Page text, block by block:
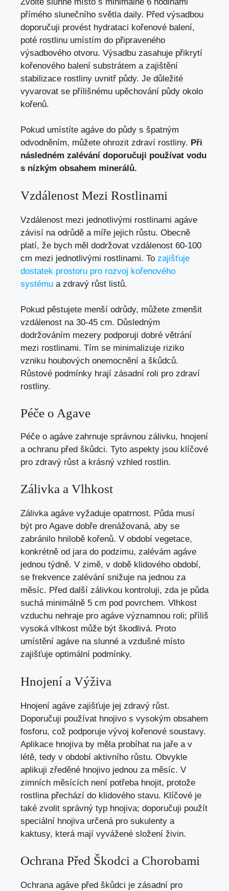
přímého slunečního světla daily. Před výsadbou
doporučuji provést hydrataci kořenové balení,
poté rostlinu umístím do připraveného
výsadbového otvoru. Výsadbu zasahuje přikrytí
kořenového balení substrátem a zajištění
stabilizace rostliny uvnitř půdy. Je důležité
vyvarovat se přílišnému upěchování půdy okolo
kořenů.
Pokud umístíte agáve do půdy s špatným
odvodněním, můžete ohrozit zdraví rostliny. Při
následném zalévání doporučuji používat vodu
s nízkým obsahem minerálů.
Vzdálenost Mezi Rostlinami
Vzdálenost mezi jednotlivými rostlinami agáve
závisí na odrůdě a míře jejich růstu. Obecně
platí, že bych měl dodržovat vzdálenost 60-100
cm mezi jednotlivými rostlinami. To zajišťuje
dostatek prostoru pro rozvoj kořenového
systému a zdravý růst listů.
Pokud pěstujete menší odrůdy, můžete zmenšit
vzdálenost na 30-45 cm. Důsledným
dodržováním mezery podporuji dobré větrání
mezi rostlinami. Tím se minimalizuje riziko
vzniku houbových onemocnění a škůdců.
Růstové podmínky hrají zásadní roli pro zdraví
rostliny.
Péče o Agave
Péče o agáve zahrnuje správnou zálivku, hnojení
a ochranu před škůdci. Tyto aspekty jsou klíčové
pro zdravý růst a krásný vzhled rostlin.
Zálivka a Vlhkost
Zálivka agáve vyžaduje opatrnost. Půda musí
být pro Agave dobře drenážovaná, aby se
zabránilo hnilobě kořenů. V období vegetace,
konkrétně od jara do podzimu, zalévám agáve
jednou týdně. V zimě, v době klidového období,
se frekvence zalévání snižuje na jednou za
měsíc. Před další zálivkou kontroluji, zda je půda
suchá minimálně 5 cm pod povrchem. Vlhkost
vzduchu nehraje pro agáve významnou roli; příliš
vysoká vlhkost může být škodlivá. Proto
umístění agáve na slunné a vzdušné místo
zajišťuje optimální podmínky.
Hnojení a Výživa
Hnojení agáve zajišťuje jej zdravý růst.
Doporučuji používat hnojivo s vysokým obsahem
fosforu, což podporuje vývoj kořenové soustavy.
Aplikace hnojiva by měla probíhat na jaře a v
létě, tedy v období aktivního růstu. Obvykle
aplikuji zředěné hnojivo jednou za měsíc. V
zimních měsících není potřeba hnojit, protože
rostlina přechází do klidového stavu. Klíčové je
také zvolit správný typ hnojiva; doporučuji použít
speciální hnojiva určená pro sukulenty a
kaktusy, která mají vyvážené složení živin.
Ochrana Před Škodci a Chorobami
Ochrana agáve před škůdci je zásadní pro